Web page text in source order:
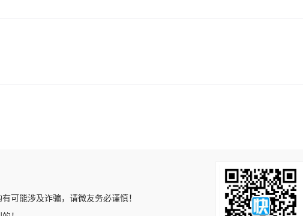
可能涉及诈骗，请微友务必谨慎！